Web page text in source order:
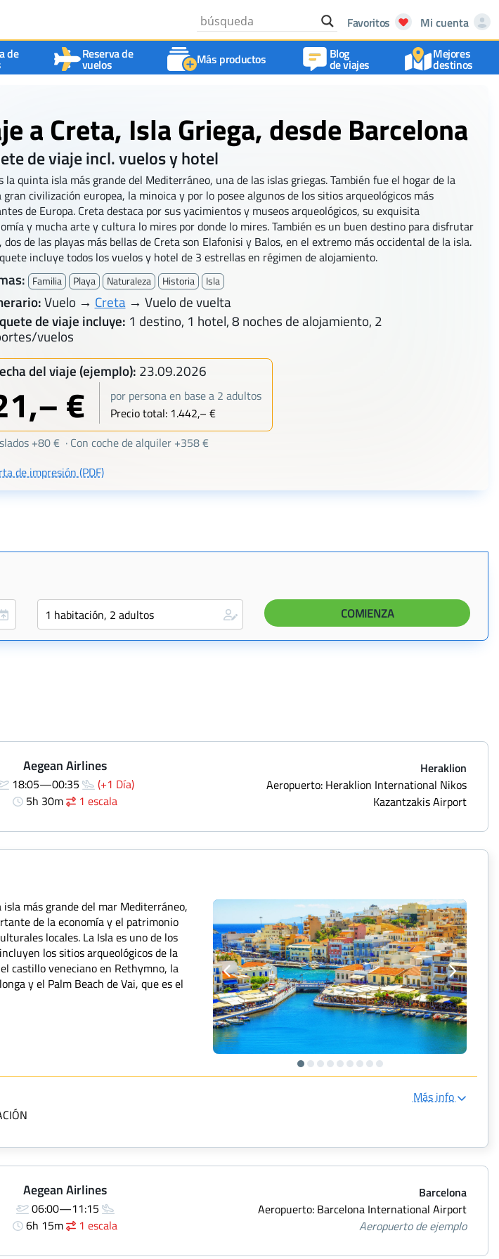
Favoritos
Mi cuenta
de Reserva de
vuelos Más productos Blog
de viajes
Mejores
destinos
a Creta, Isla Griega, desde Barcelona
de viaje incl. vuelos y hotel
la quinta isla más grande del Mediterráneo, una de las islas griegas. También fue el hogar de la
gran civilización europea, la minoica y por lo posee algunos de los sitios arqueológicos más
de Europa. Creta destaca por sus yacimientos y museos arqueológicos, su exquisita
y mucha arte y cultura lo mires por donde lo mires. También es un buen destino para disfrutar
dos de las playas más bellas de Creta son Elafonisi y Balos, en el extremo más occidental de la isla.
incluye todos los vuelos y hotel de 3 estrellas en régimen de alojamiento.
Familia Playa Naturaleza Historia Isla
Vuelo → Creta→ Vuelo de vuelta
de viaje incluye: 1 destino, 1 hotel, 8 noches de alojamiento, 2
vuelos
del viaje (ejemplo): 23.09.2026
€
por persona en base a 2 adultos
Precio total: 1.442,– €
+80 € · Con coche de alquiler +358 €
de impresión (PDF)
Aegean Airlines
18:05—00:35
(+1 Día)
5h 30m
1 escala
Heraklion
Aeropuerto: Heraklion International Nikos
Kazantzakis Airport
más grande del mar Mediterráneo,
de la economía y el patrimonio
locales. La Isla es uno de los
los sitios arqueológicos de la
castillo veneciano en Rethymno, la
y el Palm Beach de Vai, que es el
Más info
Aegean Airlines
06:00—11:15
6h 15m
1 escala
Barcelona
Aeropuerto: Barcelona International Airport
Aeropuerto de ejemplo